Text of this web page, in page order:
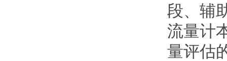
段、辅
流量计
量评估